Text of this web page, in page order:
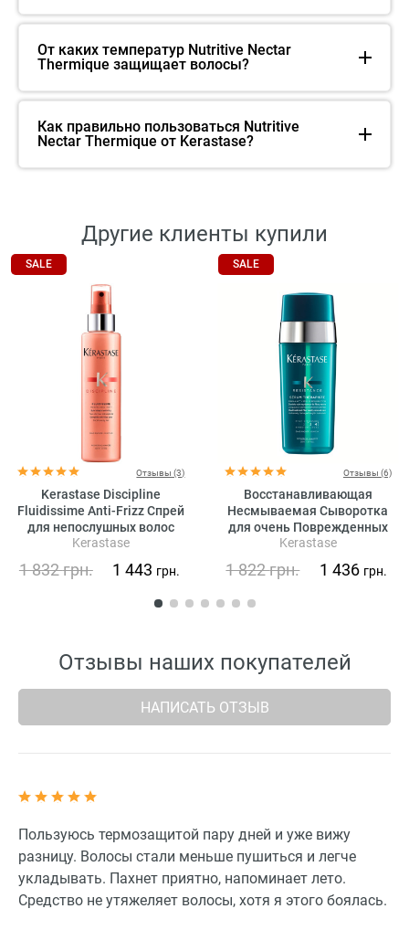
От каких температур Nutritive Nectar
Thermique защищает волосы?
Как правильно пользоваться Nutritive
Nectar Thermique от Kerastase?
Другие клиенты купили
SALE
Отзывы (3)
Kerastase Discipline
Fluidissime Anti-Frizz Спрей
для непослушных волос
Kerastase
1 832грн. 1 443 грн.
SALE
Отзывы (6)
Восстанавливающая
Несмываемая Сыворотка
для очень Поврежденных
Волос Kerastase Resistance
Serum
Kerastase
1 822грн. 1 436 грн.
Отзывы наших покупателей
НАПИСАТЬ ОТЗЫВ
Пользуюсь термозащитой пару дней и уже вижу
разницу. Волосы стали меньше пушиться и легче
укладывать. Пахнет приятно, напоминает лето.
Средство не утяжеляет волосы, хотя я этого боялась.